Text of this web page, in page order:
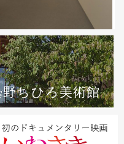
ちひろ美術館